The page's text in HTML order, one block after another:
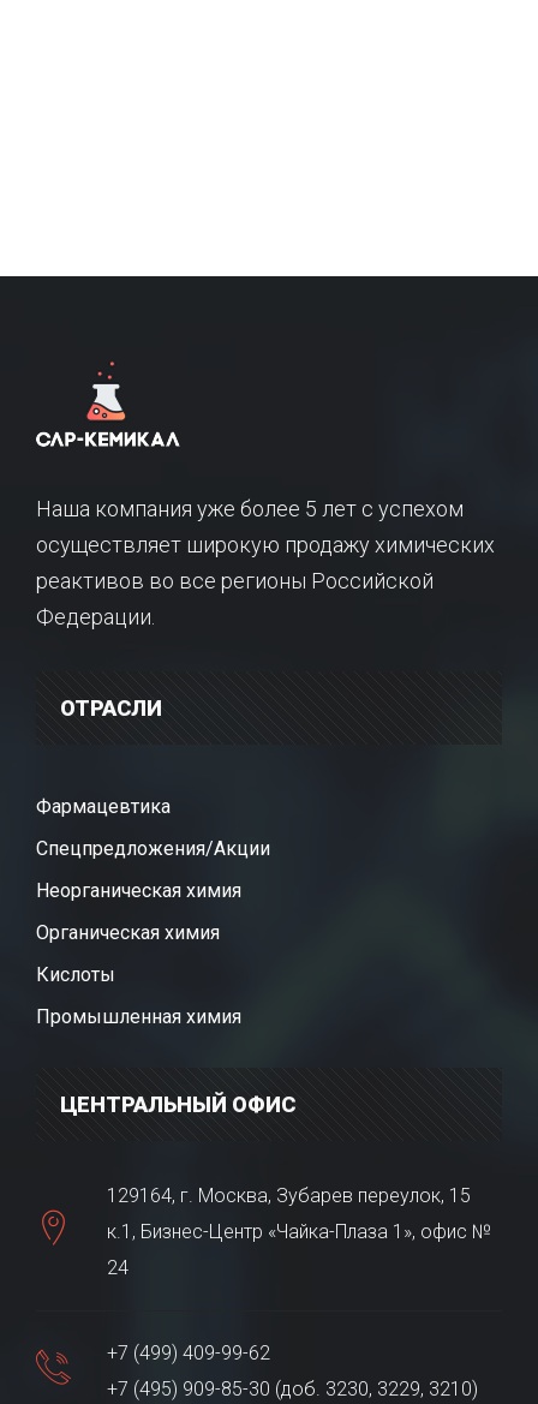
Наша компания уже более 5 лет с успехом
осуществляет широкую продажу химических
реактивов во все регионы Российской
Федерации.
ОТРАСЛИ
Фармацевтика
Спецпредложения/Акции
Неорганическая химия
Органическая химия
Кислоты
Промышленная химия
ЦЕНТРАЛЬНЫЙ ОФИС
129164, г. Москва, Зубарев переулок, 15
к.1, Бизнес-Центр «Чайка-Плаза 1», офис №
24
+7 (499) 409-99-62
+7 (495) 909-85-30 (доб. 3230, 3229, 3210)